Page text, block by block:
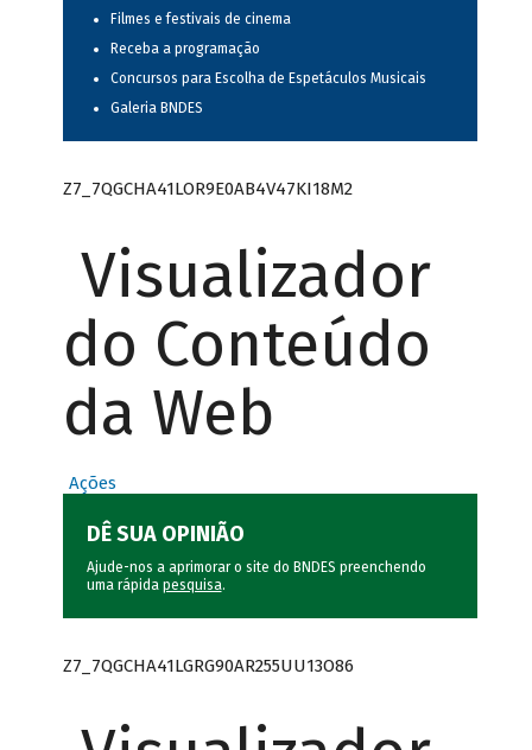
Filmes e festivais de cinema
Receba a programação
Concursos para Escolha de Espetáculos Musicais
Galeria BNDES
Z7_7QGCHA41LOR9E0AB4V47KI18M2
Visualizador
do Conteúdo
da Web
Ações
DÊ SUA OPINIÃO
Ajude-nos a aprimorar o site do BNDES preenchendo
uma rápida pesquisa.
Z7_7QGCHA41LGRG90AR255UU13O86